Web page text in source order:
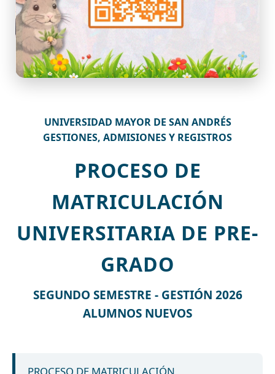
UNIVERSIDAD MAYOR DE SAN ANDRÉS
GESTIONES, ADMISIONES Y REGISTROS
PROCESO DE
MATRICULACIÓN
UNIVERSITARIA DE PRE-
GRADO
SEGUNDO SEMESTRE - GESTIÓN 2026
ALUMNOS NUEVOS
PROCESO DE MATRICULACIÓN